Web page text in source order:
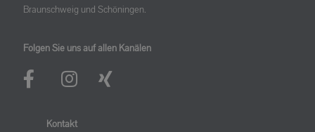
Braunschweig und Schöningen.
Folgen Sie uns auf allen Kanälen
Kontakt